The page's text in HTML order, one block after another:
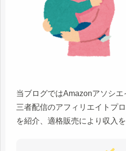
当ブログではAmazonアソシ
三者配信のアフィリエイトプ
を紹介、適格販売により収入を